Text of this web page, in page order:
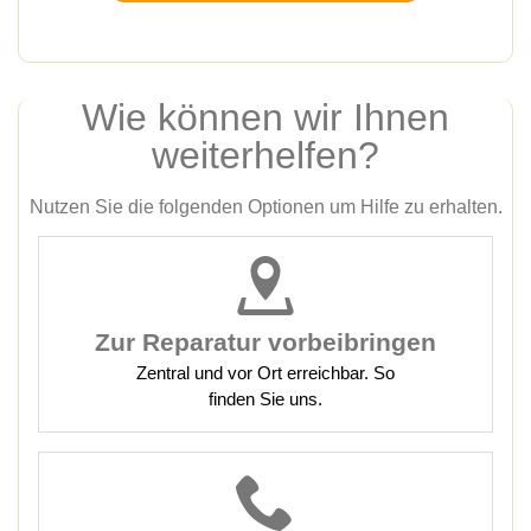
Wie können wir Ihnen
weiterhelfen?
Nutzen Sie die folgenden Optionen um Hilfe zu erhalten.
Zur Reparatur vorbeibringen
Zentral und vor Ort erreichbar. So
finden Sie uns.